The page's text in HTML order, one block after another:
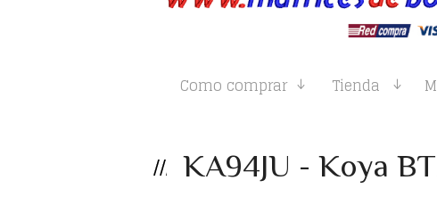
Como comprar Tienda
KA94JU - Koya